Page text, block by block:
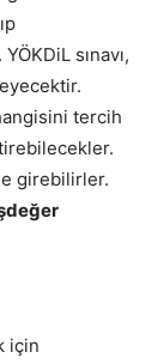
sınavı,
tercih
girebilirler.
için